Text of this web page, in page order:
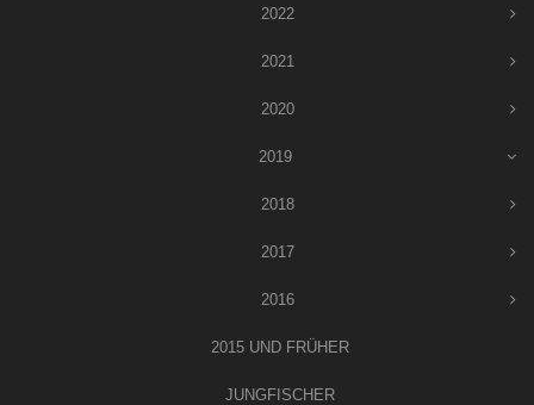
2022
2021
2020
2019
2018
2017
2016
2015 UND FRÜHER
JUNGFISCHER